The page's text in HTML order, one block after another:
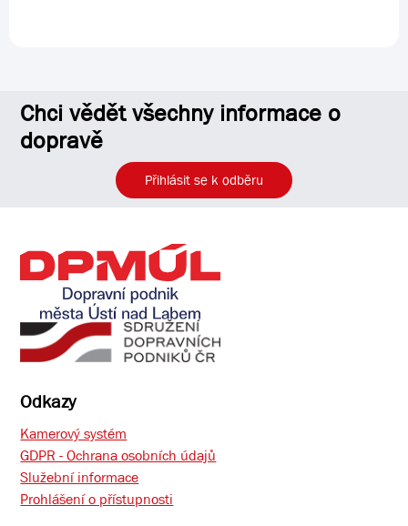
Chci vědět všechny informace o
dopravě
Přihlásit se k odběru
Odkazy
Kamerový systém
GDPR - Ochrana osobních údajů
Služební informace
Prohlášení o přístupnosti